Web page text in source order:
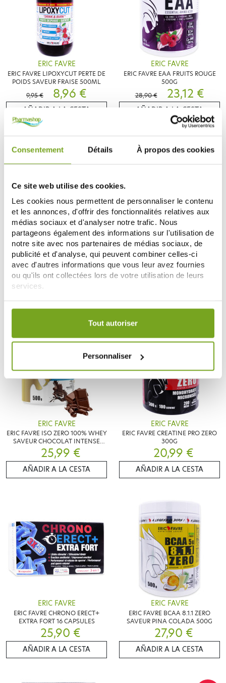
Consentement Détails À propos des cookies
Ce site web utilise des cookies.
Les cookies nous permettent de personnaliser le contenu
et les annonces, d'offrir des fonctionnalités relatives aux
médias sociaux et d'analyser notre trafic. Nous
partageons également des informations sur l'utilisation de
notre site avec nos partenaires de médias sociaux, de
publicité et d'analyse, qui peuvent combiner celles-ci
avec d'autres informations que vous leur avez fournies
ou qu'ils ont collectées lors de votre utilisation de leurs
services.
Votre choix de consentement est conservé pendant une
Tout autoriser
Personnaliser
ERIC FAVRE
ERIC FAVRE LIPOXYCUT PERTE DE
POIDS SAVEUR FRAISE 500ML
9,95 €
8,96 €
AÑADIR A LA CESTA
ERIC FAVRE
ERIC FAVRE EAA FRUITS ROUGE
500G
28,90 €
23,12 €
AÑADIR A LA CESTA
-15%
ERIC FAVRE
ERIC FAVRE BCAA 8.1.1 ZERO
POMME VERTE 500G
29,95 €
25,46 €
AÑADIR A LA CESTA
ERIC FAVRE
ERIC FAVRE ISO ZERO 100% WHEY
SAVEUR COOKIE CREAM 1.5KG
62,99 €
ERIC FAVRE
ERIC FAVRE ISO ZERO 100% WHEY
SAVEUR CHOCOLAT INTENSE
500G
25,99 €
AÑADIR A LA CESTA
ERIC FAVRE
ERIC FAVRE CREATINE PRO ZERO
300G
20,99 €
AÑADIR A LA CESTA
ERIC FAVRE
ERIC FAVRE CHRONO ERECT+
EXTRA FORT 16 CAPSULES
25,90 €
AÑADIR A LA CESTA
ERIC FAVRE
ERIC FAVRE BCAA 8.1.1 ZERO
SAVEUR PINA COLADA 500G
27,90 €
AÑADIR A LA CESTA